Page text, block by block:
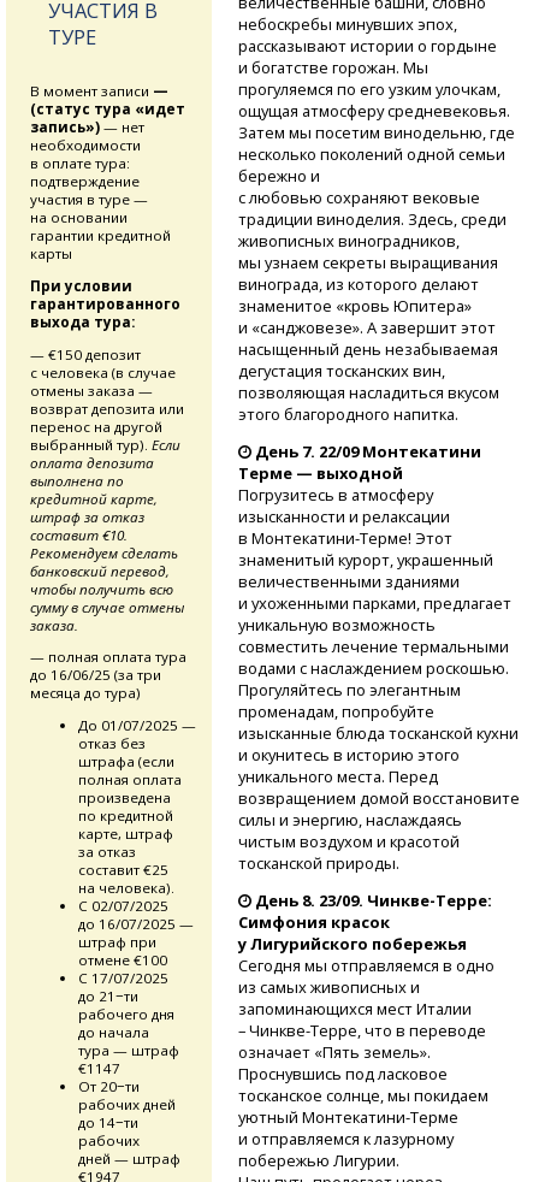
небоскребы минувших эпох,
рассказывают истории о гордыне
и богатстве горожан. Мы
прогуляемся по его узким улочкам,
ощущая атмосферу средневековья.
Затем мы посетим винодельню, где
несколько поколений одной семьи
бережно и
с любовью сохраняют вековые
традиции виноделия. Здесь, среди
живописных виноградников,
мы узнаем секреты выращивания
винограда, из которого делают
знаменитое «кровь Юпитера»
и «санджовезе». А завершит этот
насыщенный день незабываемая
дегустация тосканских вин,
позволяющая насладиться вкусом
этого благородного напитка.
День 7. 22/09 Монтекатини
Терме — выходной
Погрузитесь в атмосферу
изысканности и релаксации
в Монтекатини-Терме! Этот
знаменитый курорт, украшенный
величественными зданиями
и ухоженными парками, предлагает
уникальную возможность
совместить лечение термальными
водами с наслаждением роскошью.
Прогуляйтесь по элегантным
променадам, попробуйте
изысканные блюда тосканской кухни
и окунитесь в историю этого
уникального места. Перед
возвращением домой восстановите
силы и энергию, наслаждаясь
чистым воздухом и красотой
тосканской природы.
День 8. 23/09. Чинкве-Терре:
Симфония красок
у Лигурийского побережья
Сегодня мы отправляемся в одно
из самых живописных и
запоминающихся мест Италии
– Чинкве-Терре,что в переводе
означает «Пять земель».
Проснувшись под ласковое
тосканское солнце, мы покидаем
уютный Монтекатини-Терме
и отправляемся к лазурному
побережью Лигурии.
УЧАСТИЯ В
ТУРЕ
В момент записи —
(статус тура «идет
запись») — нет
необходимости
в оплате тура:
подтверждение
участия в туре —
на основании
гарантии кредитной
карты
При условии
гарантированного
выхода тура:
— €150 депозит
с человека (в случае
отмены заказа —
возврат депозита или
перенос на другой
выбранный тур). Если
оплата депозита
выполнена по
кредитной карте,
штраф за отказ
составит €10.
Рекомендуем сделать
банковский перевод,
чтобы получить всю
сумму в случае отмены
заказа.
— полная оплата тура
до 16/06/25 (за три
месяца до тура)
До 01/07/2025 —
отказ без
штрафа (если
полная оплата
произведена
по кредитной
карте, штраф
за отказ
составит €25
на человека).
С 02/07/2025
до 16/07/2025 —
штраф при
отмене €100
С 17/07/2025
до 21−ти
рабочего дня
до начала
тура — штраф
€1147
От 20−ти
рабочих дней
до 14−ти
рабочих
дней — штраф
€1947